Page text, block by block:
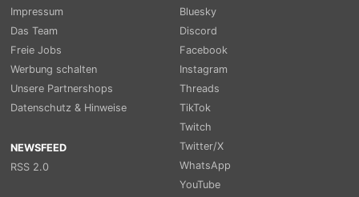
Impressum
Das Team
Freie Jobs
Werbung schalten
Unsere Partnershops
Datenschutz & Hinweise
NEWSFEED
RSS 2.0
Bluesky
Discord
Facebook
Instagram
Threads
TikTok
Twitch
Twitter/X
WhatsApp
YouTube